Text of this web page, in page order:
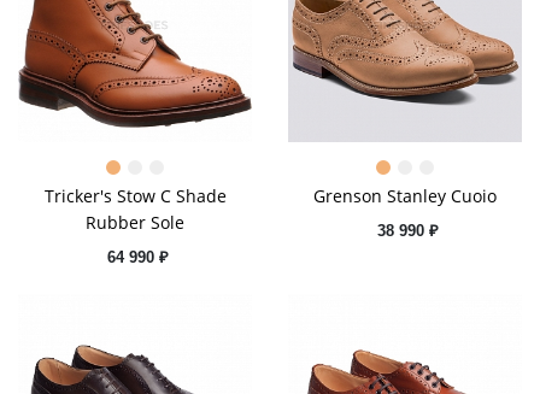
Tricker's Stow C Shade
Rubber Sole
64 990 ₽
Grenson Stanley Cuoio
38 990 ₽